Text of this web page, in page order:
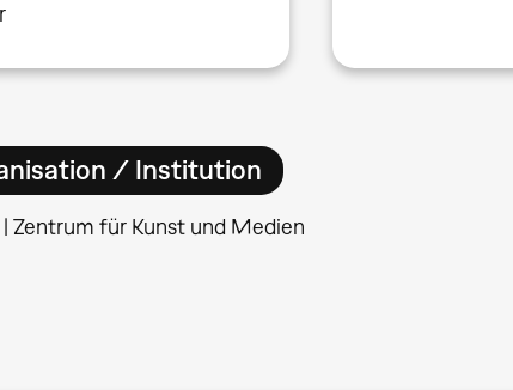
/ Institution
Zentrum für Kunst und Medien